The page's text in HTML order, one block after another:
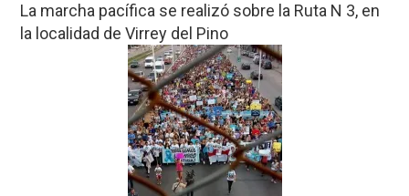
La marcha pacífica se realizó sobre la Ruta N 3, en
la localidad de Virrey del Pino